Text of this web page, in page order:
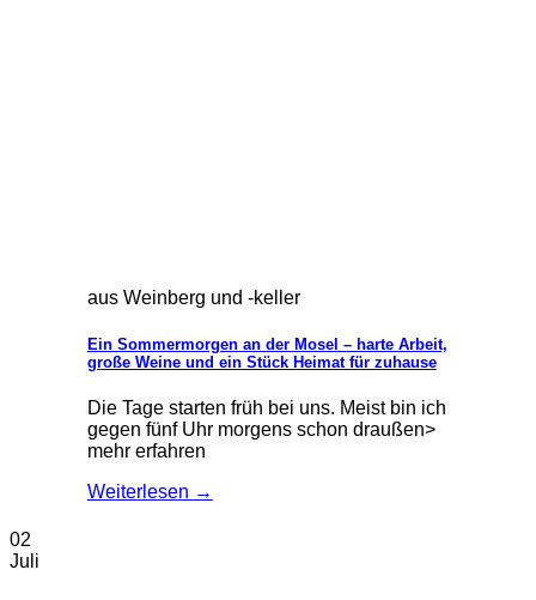
aus Weinberg und -keller
Ein Sommermorgen an der Mosel – harte Arbeit,
große Weine und ein Stück Heimat für zuhause
Die Tage starten früh bei uns. Meist bin ich
gegen fünf Uhr morgens schon draußen>
mehr erfahren
Weiterlesen →
02
Juli